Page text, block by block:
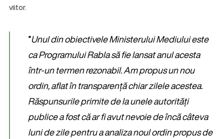
viitor.
”Unul din obiectivele Ministerului Mediului este
ca Programului Rabla să fie lansat anul acesta
într-un termen rezonabil. Am propus un nou
ordin, aflat în transparență chiar zilele acestea.
Răspunsurile primite de la unele autorități
publice a fost că ar fi avut nevoie de încă câteva
luni de zile pentru a analiza noul ordin propus de